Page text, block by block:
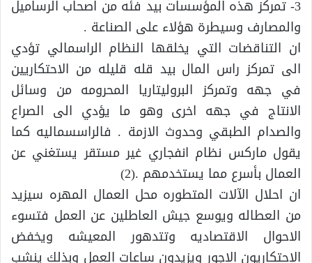
3- تمركز هذه المؤسسات بيد فئه من اصحاب الرساميل
والمصارف وسيطرة هؤلاء على الصناعة .
ان التناقضات التي يخلقها النظام الراسمالي تؤدي
الى تمركز راس المال بيد قله قليله من الاحتكاريين
في جهه وتمركز البروليتاريا المحرومه من وسائل
الانتاج في جهه اخرى وهو ما يؤدي الى الصراع
والصدام الطبقي وحدوث الازمة . فالراسسماليه كما
يقول ماركس نظام انفجاري غير مستقر يستغني عن
العمال بأسرع مما يستخدمهم .(2)
ان احلال الآلات المتطوره محل العمال المهره سيزيد
من العطاله ويوسع جيش العاطلين عن العمل فتسوء
الاحوال الاقتصاديه وتتدهور المعيشه ويخفض
الاحتكاريون الاجور ويزيدون ساعات العمل وبذلك ينشب